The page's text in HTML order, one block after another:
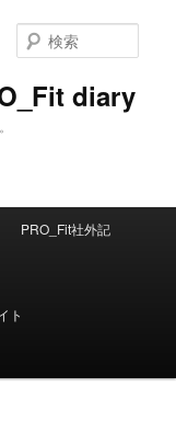
diary
索
PRO_Fit社外記
ト